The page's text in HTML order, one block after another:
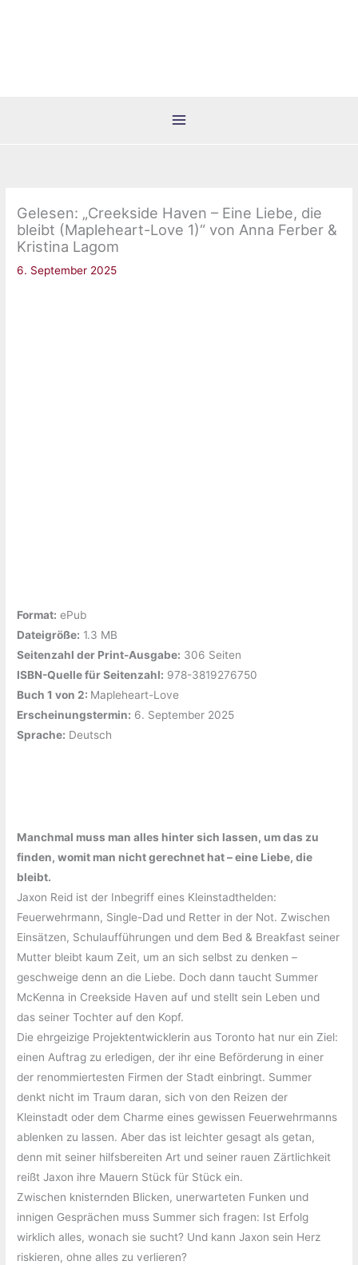
Gelesen: „Creekside Haven – Eine Liebe, die
bleibt (Mapleheart-Love 1)“ von Anna Ferber &
Kristina Lagom
6. September 2025
Format: ePub
Dateigröße: ‎1.3 MB
Seitenzahl der Print-Ausgabe: ‎306 Seiten
ISBN-Quelle für Seitenzahl: 978-3819276750
Buch 1 von 2: ‎ Mapleheart-Love
Erscheinungstermin: ‎6. September 2025
Sprache: ‎Deutsch
Manchmal muss man alles hinter sich lassen, um das zu
finden, womit man nicht gerechnet hat – eine Liebe, die
bleibt.
Jaxon Reid ist der Inbegriff eines Kleinstadthelden:
Feuerwehrmann, Single-Dad und Retter in der Not. Zwischen
Einsätzen, Schulaufführungen und dem Bed & Breakfast seiner
Mutter bleibt kaum Zeit, um an sich selbst zu denken –
geschweige denn an die Liebe. Doch dann taucht Summer
McKenna in Creekside Haven auf und stellt sein Leben und
das seiner Tochter auf den Kopf.
Die ehrgeizige Projektentwicklerin aus Toronto hat nur ein Ziel:
einen Auftrag zu erledigen, der ihr eine Beförderung in einer
der renommiertesten Firmen der Stadt einbringt. Summer
denkt nicht im Traum daran, sich von den Reizen der
Kleinstadt oder dem Charme eines gewissen Feuerwehrmanns
ablenken zu lassen. Aber das ist leichter gesagt als getan,
denn mit seiner hilfsbereiten Art und seiner rauen Zärtlichkeit
reißt Jaxon ihre Mauern Stück für Stück ein.
Zwischen knisternden Blicken, unerwarteten Funken und
innigen Gesprächen muss Summer sich fragen: Ist Erfolg
wirklich alles, wonach sie sucht? Und kann Jaxon sein Herz
riskieren, ohne alles zu verlieren?